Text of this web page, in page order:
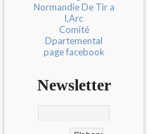
Normandie De Tir a
l,Arc
Comité
Dpartemental
page facebook
Newsletter